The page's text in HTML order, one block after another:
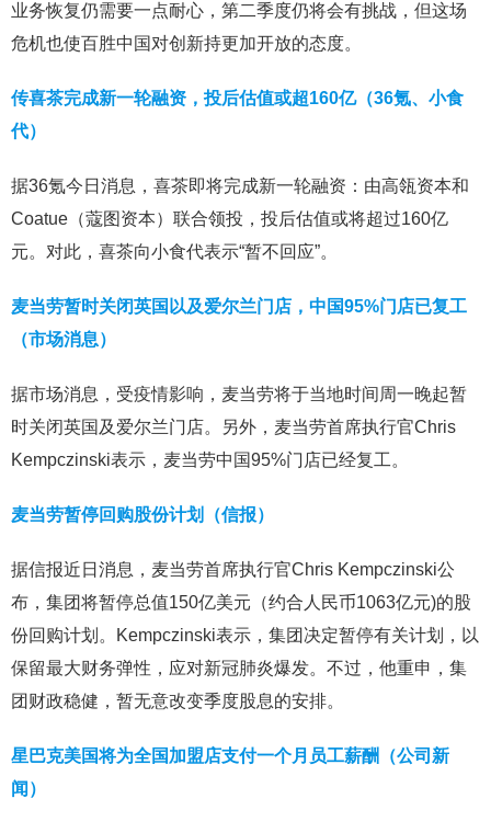
业务恢复仍需要一点耐心，第二季度仍将会有挑战，但这场
危机也使百胜中国对创新持更加开放的态度。
传喜茶完成新一轮融资，投后估值或超160亿（36氪、小食
代）
据36氪今日消息，喜茶即将完成新一轮融资：由高瓴资本和
Coatue（蔻图资本）联合领投，投后估值或将超过160亿
元。对此，喜茶向小食代表示“暂不回应”。
麦当劳暂时关闭英国以及爱尔兰门店，中国95%门店已复工
（市场消息）
据市场消息，受疫情影响，麦当劳将于当地时间周一晚起暂
时关闭英国及爱尔兰门店。另外，麦当劳首席执行官Chris
Kempczinski表示，麦当劳中国95%门店已经复工。
麦当劳暂停回购股份计划（信报）
据信报近日消息，麦当劳首席执行官Chris Kempczinski公
布，集团将暂停总值150亿美元（约合人民币1063亿元)的股
份回购计划。Kempczinski表示，集团决定暂停有关计划，以
保留最大财务弹性，应对新冠肺炎爆发。不过，他重申，集
团财政稳健，暂无意改变季度股息的安排。
星巴克美国将为全国加盟店支付一个月员工薪酬（公司新
闻）